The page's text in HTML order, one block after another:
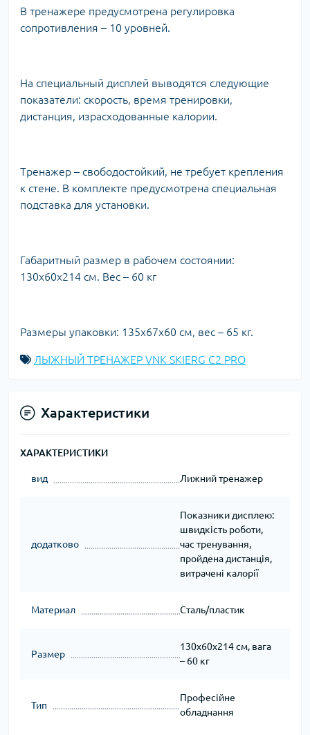
В тренажере предусмотрена регулировка
сопротивления – 10 уровней.
На специальный дисплей выводятся следующие
показатели: скорость, время тренировки,
дистанция, израсходованные калории.
Тренажер – свободостойкий, не требует крепления
к стене. В комплекте предусмотрена специальная
подставка для установки.
Габаритный размер в рабочем состоянии:
130х60х214 см. Вес – 60 кг
Размеры упаковки: 135х67х60 см, вес – 65 кг.
ЛЫЖНЫЙ ТРЕНАЖЕР VNK SKIERG C2 PRO
Характеристики
ХАРАКТЕРИСТИКИ
вид Лижний тренажер
додатково
Показники дисплею:
швидкість роботи,
час тренування,
пройдена дистанція,
витрачені калорії
Материал Сталь/пластик
Размер
130х60х214 см, вага
– 60 кг
Тип
Професійне
обладнання